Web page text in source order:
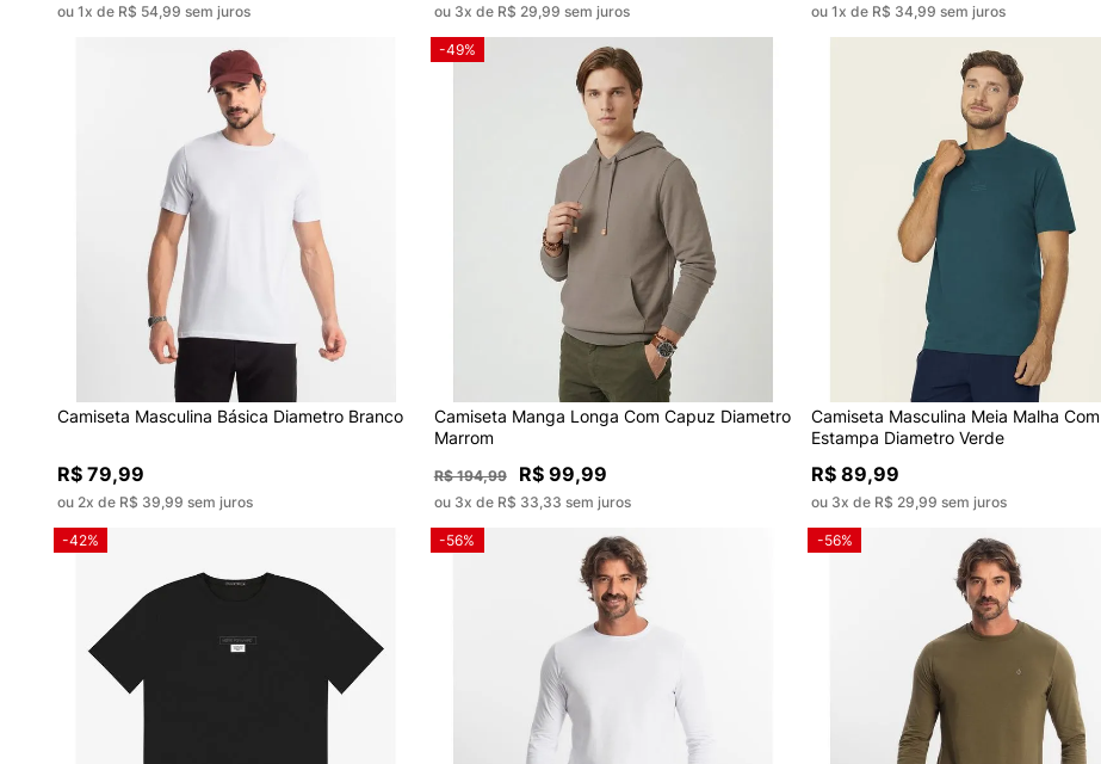
ou 1x de R$ 54,99 sem juros ou 3x de R$ 29,99 sem juros ou 1x de R$ 34,99 sem juros
Camiseta Masculina Básica Diametro Branco
R$ 79,99
ou 2x de R$ 39,99 sem juros
-49%
Camiseta Manga Longa Com Capuz Diametro
Marrom
R$ 194,99 R$ 99,99
ou 3x de R$ 33,33 sem juros
Camiseta Masculina Meia Malha Com
Estampa Diametro Verde
R$ 89,99
ou 3x de R$ 29,99 sem juros
-42% -56% -56%